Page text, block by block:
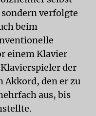
verfolgte
beim
einem Klavier
der
Akkord, den er zu
aus, bis